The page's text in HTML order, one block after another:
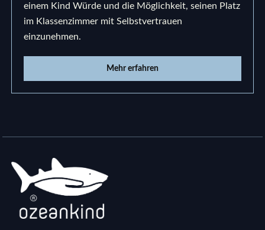
einem Kind Würde und die Möglichkeit, seinen Platz
im Klassenzimmer mit Selbstvertrauen
einzunehmen.
Mehr erfahren